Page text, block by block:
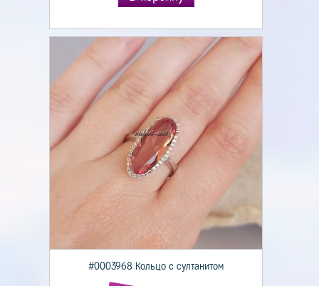
#0003968 Кольцо с султанитом